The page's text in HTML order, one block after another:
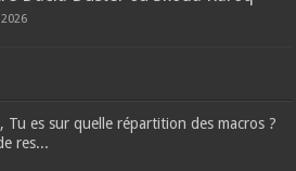
Tu es sur quelle répartition des macros ?
res...